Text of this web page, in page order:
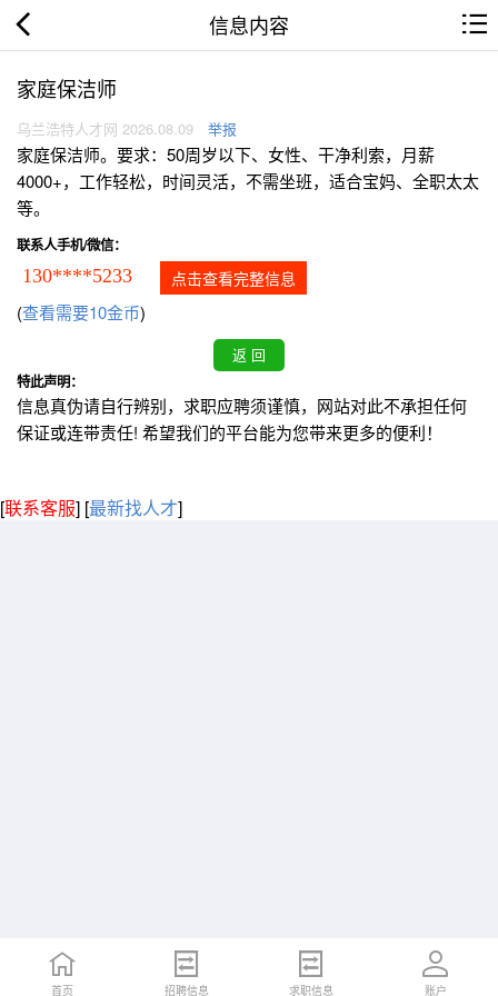
信息内容
家庭保洁师
乌兰浩特人才网 2026.08.09 举报
家庭保洁师。要求：50周岁以下、女性、干净利索，月薪
4000+，工作轻松，时间灵活，不需坐班，适合宝妈、全职太太
等。
联系人手机/微信：
130****5233 点击查看完整信息
(查看需要10金币)
特此声明：
信息真伪请自行辨别，求职应聘须谨慎，网站对此不承担任何
保证或连带责任! 希望我们的平台能为您带来更多的便利！
[联系客服] [最新找人才]
首页 招聘信息 求职信息 账户